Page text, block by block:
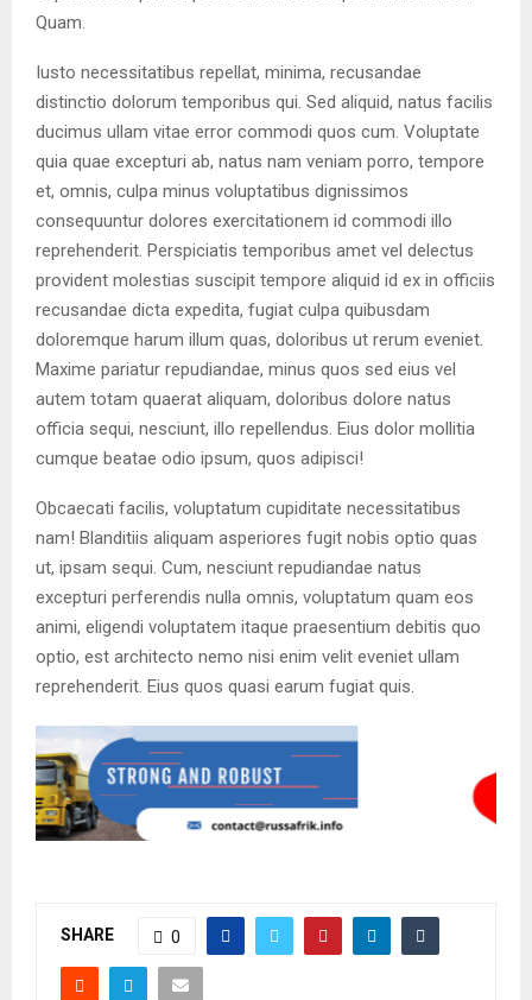
Quam.
Iusto necessitatibus repellat, minima, recusandae
distinctio dolorum temporibus qui. Sed aliquid, natus facilis
ducimus ullam vitae error commodi quos cum. Voluptate
quia quae excepturi ab, natus nam veniam porro, tempore
et, omnis, culpa minus voluptatibus dignissimos
consequuntur dolores exercitationem id commodi illo
reprehenderit. Perspiciatis temporibus amet vel delectus
provident molestias suscipit tempore aliquid id ex in officiis
recusandae dicta expedita, fugiat culpa quibusdam
doloremque harum illum quas, doloribus ut rerum eveniet.
Maxime pariatur repudiandae, minus quos sed eius vel
autem totam quaerat aliquam, doloribus dolore natus
officia sequi, nesciunt, illo repellendus. Eius dolor mollitia
cumque beatae odio ipsum, quos adipisci!
Obcaecati facilis, voluptatum cupiditate necessitatibus
nam! Blanditiis aliquam asperiores fugit nobis optio quas
ut, ipsam sequi. Cum, nesciunt repudiandae natus
excepturi perferendis nulla omnis, voluptatum quam eos
animi, eligendi voluptatem itaque praesentium debitis quo
optio, est architecto nemo nisi enim velit eveniet ullam
reprehenderit. Eius quos quasi earum fugiat quis.
SHARE 0